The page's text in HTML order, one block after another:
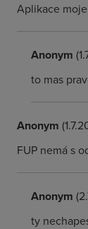
Aplikace
Anonym
to mas
Anonym
FUP nemá s
Anonym
ty